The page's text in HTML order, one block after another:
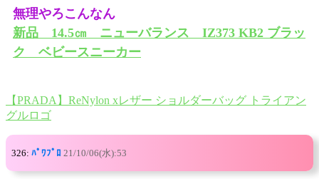
無理やろこんなん
新品 14.5㎝ ニューバランス IZ373 KB2 ブラッ
ク ベビースニーカー
【PRADA】ReNylon xレザー ショルダーバッグ トライアン
グルロゴ
326: ﾊﾟﾜﾌﾟﾛ 21/10/06(水):53